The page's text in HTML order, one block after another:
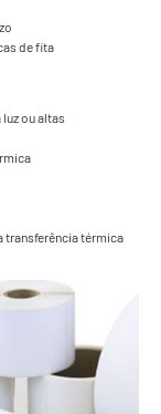
de fita
ou altas
transferência térmica